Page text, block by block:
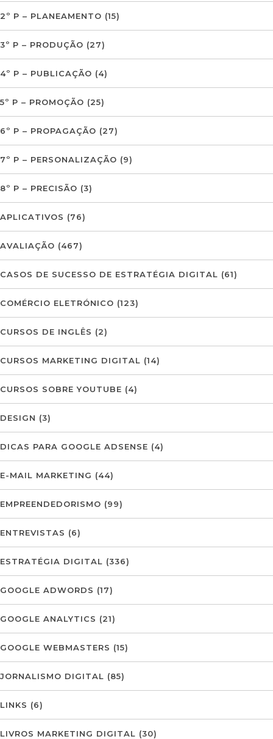
2º P – PLANEAMENTO (15)
3º P – PRODUÇÃO (27)
4º P – PUBLICAÇÃO (4)
5º P – PROMOÇÃO (25)
6º P – PROPAGAÇÃO (27)
7º P – PERSONALIZAÇÃO (9)
8º P – PRECISÃO (3)
APLICATIVOS (76)
AVALIAÇÃO (467)
CASOS DE SUCESSO DE ESTRATÉGIA DIGITAL (61)
COMÉRCIO ELETRÓNICO (123)
CURSOS DE INGLÊS (2)
CURSOS MARKETING DIGITAL (14)
CURSOS SOBRE YOUTUBE (4)
DESIGN (3)
DICAS PARA GOOGLE ADSENSE (4)
E-MAIL MARKETING (44)
EMPREENDEDORISMO (99)
ENTREVISTAS (6)
ESTRATÉGIA DIGITAL (336)
GOOGLE ADWORDS (17)
GOOGLE ANALYTICS (21)
GOOGLE WEBMASTERS (15)
JORNALISMO DIGITAL (85)
LINKS (6)
LIVROS MARKETING DIGITAL (30)